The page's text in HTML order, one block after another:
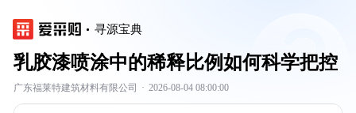
寻源宝典
乳胶漆喷涂中的稀释比例如何科学把控
广东福莱特建筑材料有限公司 · 2026-08-04 08:00:00